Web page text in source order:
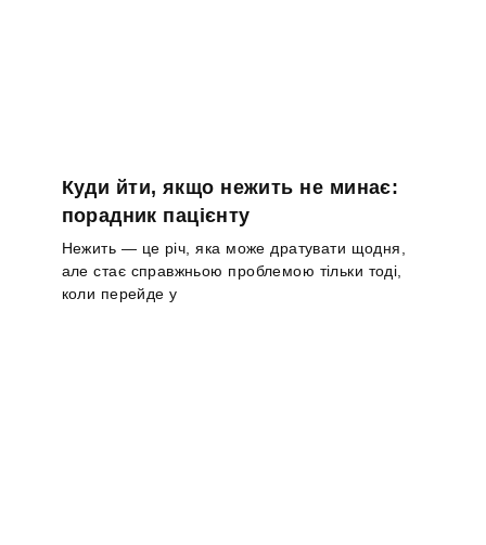
Куди йти, якщо нежить не минає:
порадник пацієнту
Нежить — це річ, яка може дратувати щодня,
але стає справжньою проблемою тільки тоді,
коли перейде у